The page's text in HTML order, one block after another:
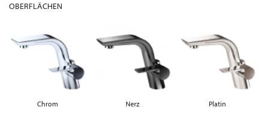
OBERFLÄCHEN
Chrom Nerz Platin